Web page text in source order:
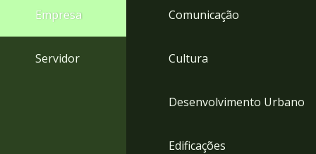
Empresa
Servidor
Comunicação
Cultura
Desenvolvimento Urbano
Edificações